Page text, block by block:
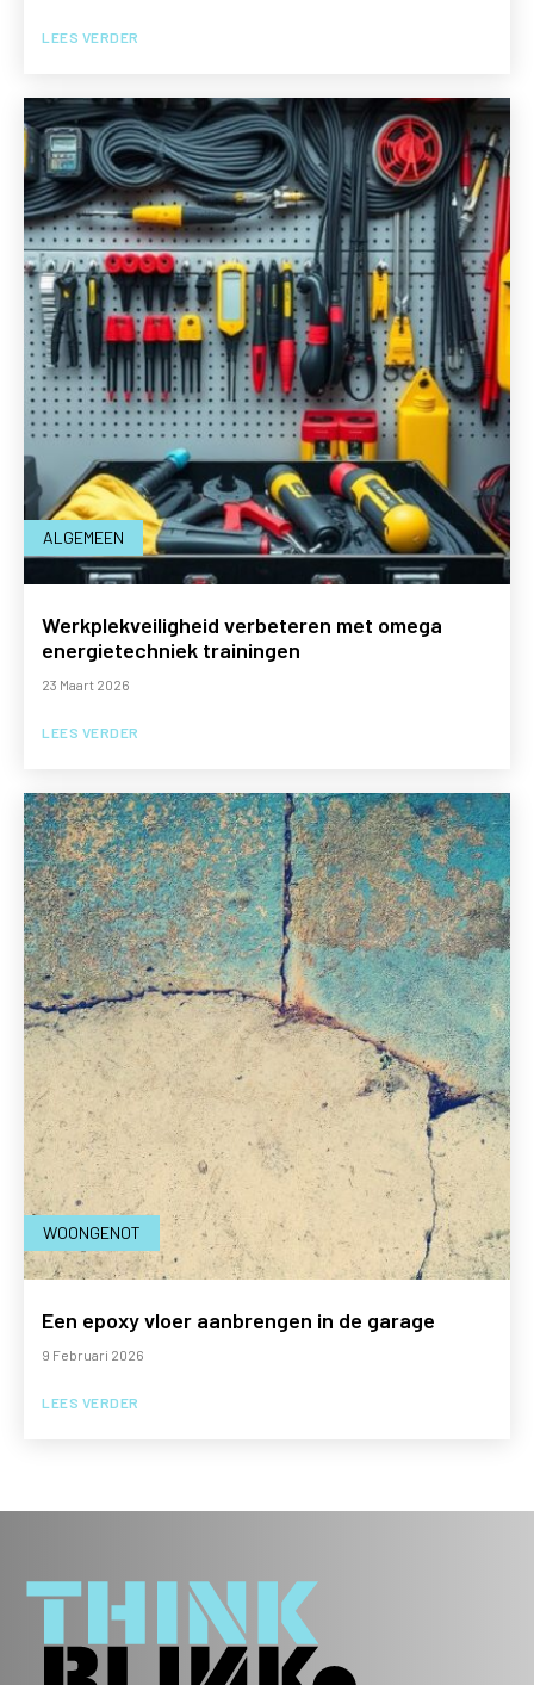
LEES VERDER
ALGEMEEN
Werkplekveiligheid verbeteren met omega
energietechniek trainingen
23 Maart 2026
LEES VERDER
WOONGENOT
Een epoxy vloer aanbrengen in de garage
9 Februari 2026
LEES VERDER